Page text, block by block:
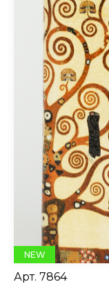
NEW
Арт. 7864